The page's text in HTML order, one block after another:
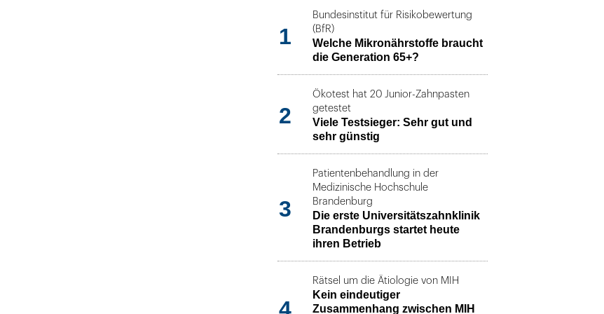
1
Bundesinstitut für Risikobewertung
(BfR)
Welche Mikronährstoffe braucht
die Generation 65+?
2
Ökotest hat 20 Junior-Zahnpasten
getestet
Viele Testsieger: Sehr gut und
sehr günstig
3
Patientenbehandlung in der
Medizinische Hochschule
Brandenburg
Die erste Universitätszahnklinik
Brandenburgs startet heute
ihren Betrieb
4
Rätsel um die Ätiologie von MIH
Kein eindeutiger
Zusammenhang zwischen MIH